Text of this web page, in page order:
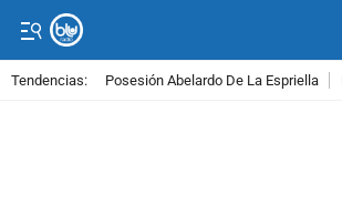
Tendencias: Posesión Abelardo De La Espriella